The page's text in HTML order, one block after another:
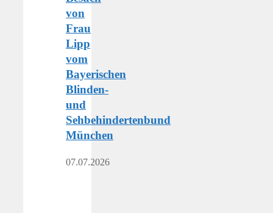
von
Frau
Lipp
vom
Bayerischen
Blinden-
und
Sehbehindertenbund
München
07.07.2026